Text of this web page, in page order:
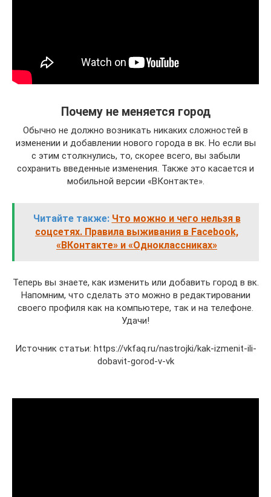
Почему не меняется город
Обычно не должно возникать никаких сложностей в
изменении и добавлении нового города в вк. Но если вы
с этим столкнулись, то, скорее всего, вы забыли
сохранить введенные изменения. Также это касается и
мобильной версии «ВКонтакте».
Читайте также: Что можно и чего нельзя в
соцсетях. Правила выживания в Facebook,
«ВКонтакте» и «Одноклассниках»
Теперь вы знаете, как изменить или добавить город в вк.
Напомним, что сделать это можно в редактировании
своего профиля как на компьютере, так и на телефоне.
Удачи!
Источник статьи: https://vkfaq.ru/nastrojki/kak-izmenit-ili-
dobavit-gorod-v-vk